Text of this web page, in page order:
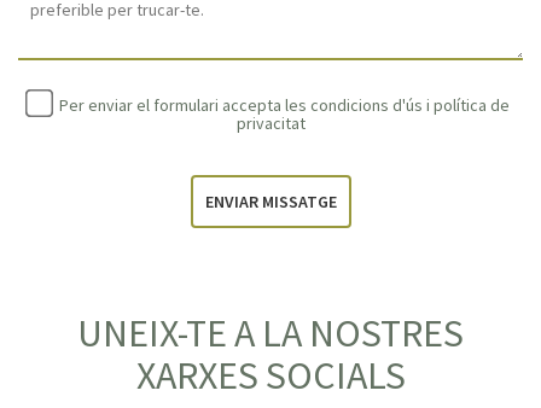
Per enviar el formulari accepta les condicions d'ús i política de
privacitat
ENVIAR MISSATGE
UNEIX-TE A LA NOSTRES
XARXES SOCIALS